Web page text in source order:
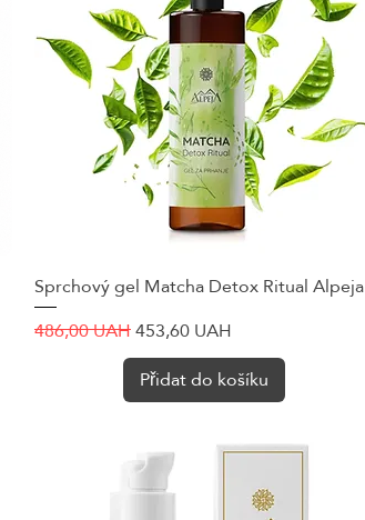
Rychlý náhled
Sprchový gel Matcha Detox Ritual Alpeja
Běžná cena
486,00 UAHZvýhodněná cena
453,60 UAH
Přidat do košíku